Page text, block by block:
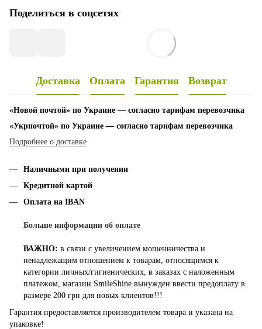
Поделиться в соцсетях
Доставка Оплата Гарантия Возврат
«Новой почтой» по Украине — согласно тарифам перевозчика
«Укрпочтой» по Украине — согласно тарифам перевозчика
Подробнее о доставке
Наличными при получении
Кредитной картой
Оплата на IBAN
Больше информации об оплате
ВАЖНО: в связи с увеличением мошенничества и
ненадлежащим отношением к товарам, относящимся к
категории личных/гигиенических, в заказах с наложенным
платежом, магазин SmileShine вынужден ввести предоплату в
размере 200 грн для новых клиентов!!!
Гарантия предоставляется производителем товара и указана на
упаковке!